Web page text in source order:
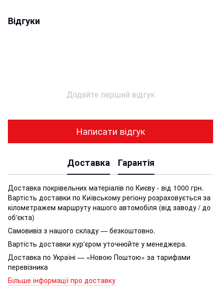
Відгуки
Додайте перший відгук
Написати відгук
Доставка Гарантія
Доставка покрівельних матеріалів по Києву - від 1000 грн.
Вартість доставки по Київському регіону розраховується за
кілометражем маршруту нашого автомобіля (від заводу / до
об'єкта)
Самовивіз з нашого складу — безкоштовно.
Вартість доставки кур'єром уточнюйте у менеджера.
Доставка по Україні — «Новою Поштою» за тарифами
перевізника
Більше інформації про доставку